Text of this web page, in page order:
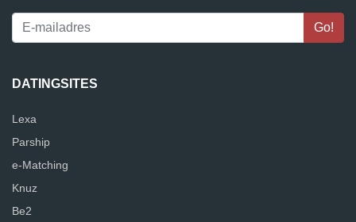
DATINGSITES
Lexa
Parship
e-Matching
Knuz
Be2